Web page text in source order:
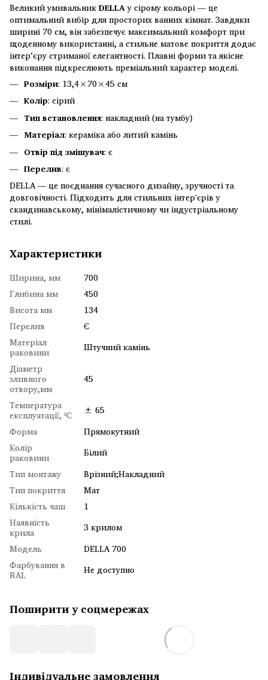
Великий умивальникDELLAу сірому кольорі — це
оптимальний вибір для просторих ванних кімнат. Завдяки
ширині 70 см, він забезпечує максимальний комфорт при
щоденному використанні, а стильне матове покриття додає
інтер’єру стриманої елегантності. Плавні форми та якісне
виконання підкреслюють преміальний характер моделі.
Розміри: 13,4×70×45 см
Колір: сірий
Тип встановлення: накладний (на тумбу)
Матеріал: кераміка або литий камінь
Отвір під змішувач: є
Перелив: є
DELLA — це поєднання сучасного дизайну, зручності та
довговічності. Підходить для стильних інтер'єрів у
скандинавському, мінімалістичному чи індустріальному
стилі.
Характеристики
Ширина, мм
700
Глибина мм
450
Висота мм
134
Перелив
Є
Матеріал
раковини
Штучний камінь
Діаметр
зливного
отвору,мм
45
Температура
експлуатації, ºC
± 65
Форма
Прямокутний
Колір
раковини
Білий
Тип монтажу
Врізний;Накладний
Тип покриття
Мат
Кількість чаш
1
Наявність
крила
З крилом
Модель
DELLA 700
Фарбування в
RAL Не доступно
Поширити у соцмережах
Індивідуальне замовлення